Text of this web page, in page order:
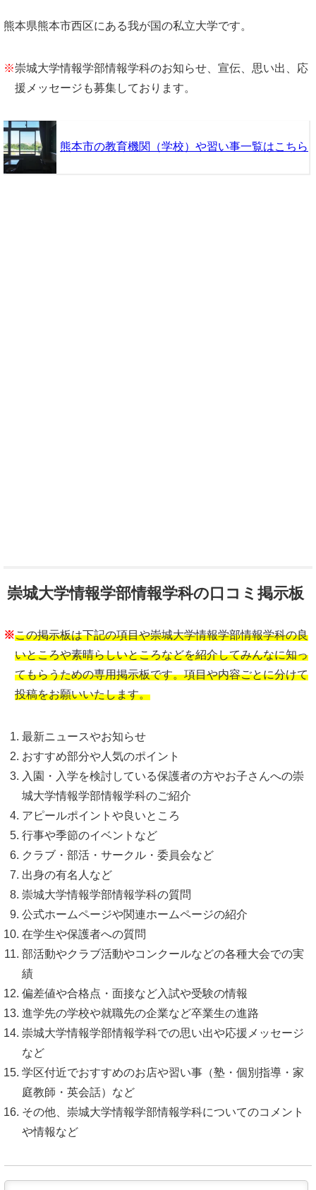
熊本県熊本市西区にある我が国の私立大学です。
※崇城大学情報学部情報学科のお知らせ、宣伝、思い出、応
援メッセージも募集しております。
熊本市の教育機関（学校）や習い事一覧はこちら
崇城大学情報学部情報学科の口コミ掲示板
※この掲示板は下記の項目や崇城大学情報学部情報学科の良
いところや素晴らしいところなどを紹介してみんなに知っ
てもらうための専用掲示板です。項目や内容ごとに分けて
投稿をお願いいたします。
最新ニュースやお知らせ
おすすめ部分や人気のポイント
入園・入学を検討している保護者の方やお子さんへの崇
城大学情報学部情報学科のご紹介
アピールポイントや良いところ
行事や季節のイベントなど
クラブ・部活・サークル・委員会など
出身の有名人など
崇城大学情報学部情報学科の質問
公式ホームページや関連ホームページの紹介
在学生や保護者への質問
部活動やクラブ活動やコンクールなどの各種大会での実
績
偏差値や合格点・面接など入試や受験の情報
進学先の学校や就職先の企業など卒業生の進路
崇城大学情報学部情報学科での思い出や応援メッセージ
など
学区付近でおすすめのお店や習い事（塾・個別指導・家
庭教師・英会話）など
その他、崇城大学情報学部情報学科についてのコメント
や情報など